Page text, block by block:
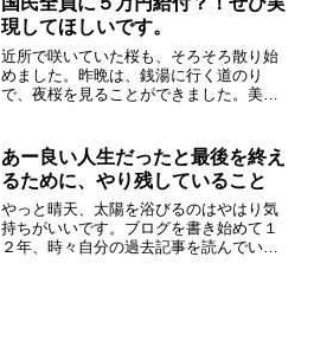
ました。気持ちだけは、若い...
現してほしいです。
近所で咲いていた桜も、そろそろ散り始
めました。昨晩は、銭湯に行く道のり
で、夜桜を見ることができました。美し
給付？！メディアを見ていたら、こんな
嬉しいニュースが飛び込んで...
あー良い人生だったと最後を終え
るために、やり残していること
やっと晴天、太陽を浴びるのはやはり気
持ちがいいです。ブログを書き始めて１
２年、時々自分の過去記事を読んでいま